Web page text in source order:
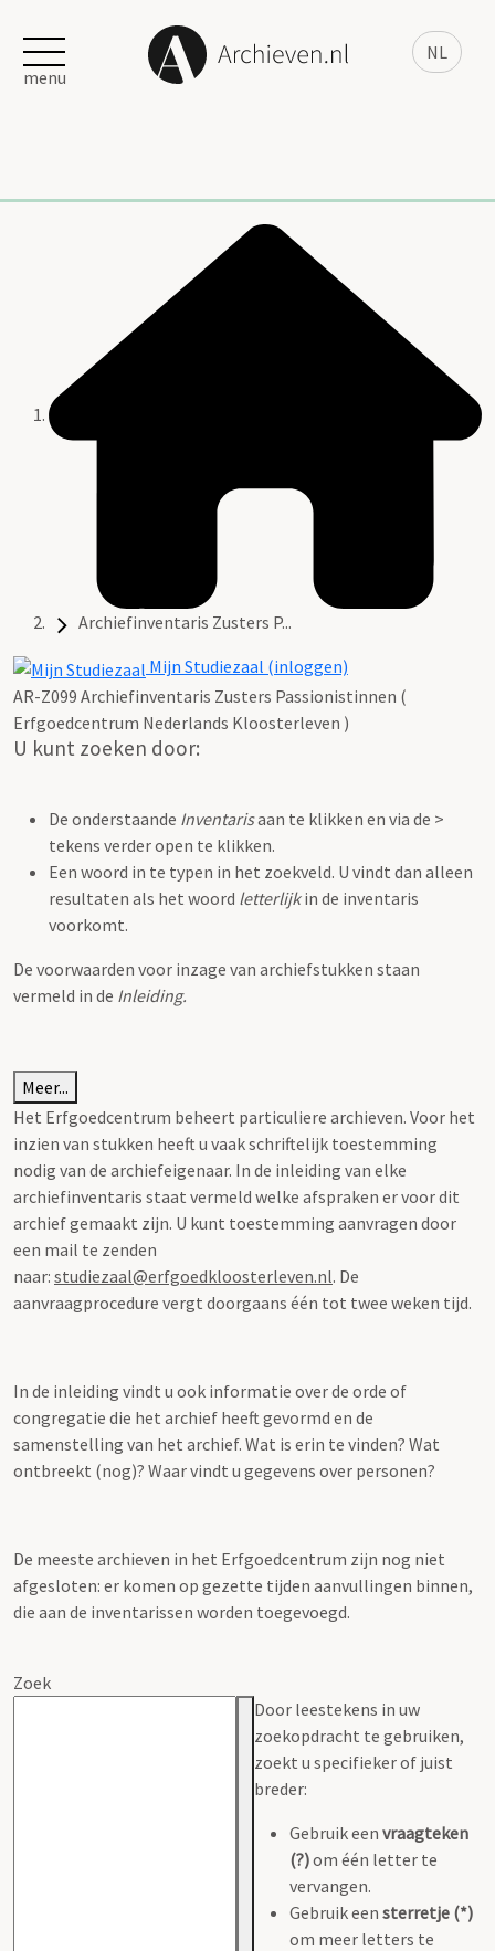
NL
menu
Archiefinventaris Zusters P...
Mijn Studiezaal (inloggen)
AR-Z099 Archiefinventaris Zusters Passionistinnen (
Erfgoedcentrum Nederlands Kloosterleven )
U kunt zoeken door:
De onderstaande Inventarisaan te klikken en via de >
tekens verder open te klikken.
Een woord in te typen in het zoekveld. U vindt dan alleen
resultaten als het woord letterlijkin de inventaris
voorkomt.
De voorwaarden voor inzage van archiefstukken staan
vermeld in de Inleiding.
Meer...
Het Erfgoedcentrum beheert particuliere archieven. Voor het
inzien van stukken heeft u vaak schriftelijk toestemming
nodig van de archiefeigenaar. In de inleiding van elke
archiefinventaris staat vermeld welke afspraken er voor dit
archief gemaakt zijn. U kunt toestemming aanvragen door
een mail te zenden
naar: studiezaal@erfgoedkloosterleven.nl. De
aanvraagprocedure vergt doorgaans één tot twee weken tijd.
In de inleiding vindt u ook informatie over de orde of
congregatie die het archief heeft gevormd en de
samenstelling van het archief. Wat is erin te vinden? Wat
ontbreekt (nog)? Waar vindt u gegevens over personen?
De meeste archieven in het Erfgoedcentrum zijn nog niet
afgesloten: er komen op gezette tijden aanvullingen binnen,
die aan de inventarissen worden toegevoegd.
Zoek
Door leestekens in uw
zoekopdracht te gebruiken,
zoekt u specifieker of juist
breder:
Gebruik een vraagteken
(?)om één letter te
vervangen.
Gebruik een sterretje (*)
om meer letters te